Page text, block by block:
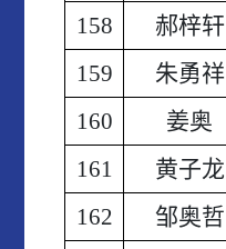
158
郝梓轩
159
朱勇祥
160
姜奥
161
黄子龙
162
邹奥哲